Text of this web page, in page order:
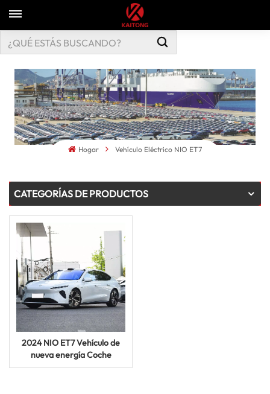
Hogar Vehículo Eléctrico NIO ET7
CATEGORÍAS DE PRODUCTOS
2024 NIO ET7 Vehículo de
nueva energía Coche
eléctrico automático con